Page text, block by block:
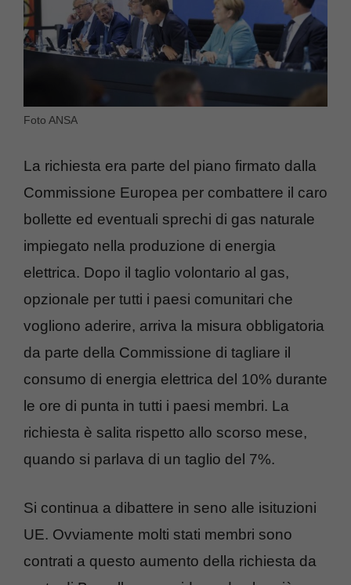
Foto ANSA
La richiesta era parte del piano firmato dalla
Commissione Europea per combattere il caro
bollette ed eventuali sprechi di gas naturale
impiegato nella produzione di energia
elettrica. Dopo il taglio volontario al gas,
opzionale per tutti i paesi comunitari che
vogliono aderire, arriva la misura obbligatoria
da parte della Commissione di tagliare il
consumo di energia elettrica del 10% durante
le ore di punta in tutti i paesi membri. La
richiesta è salita rispetto allo scorso mese,
quando si parlava di un taglio del 7%.
Si continua a dibattere in seno alle isituzioni
UE. Ovviamente molti stati membri sono
contrati a questo aumento della richiesta da